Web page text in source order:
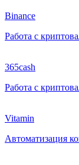
Binance
Работа с
365cash
Работа с
Vitamin
Автоматизация